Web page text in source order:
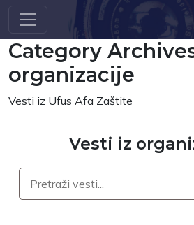
Skip to main content
Category
organizacije
Vesti iz Ufus Afa Zaštite
Vesti iz